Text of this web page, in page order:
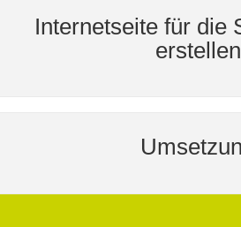
Internetseite für die
erstellen